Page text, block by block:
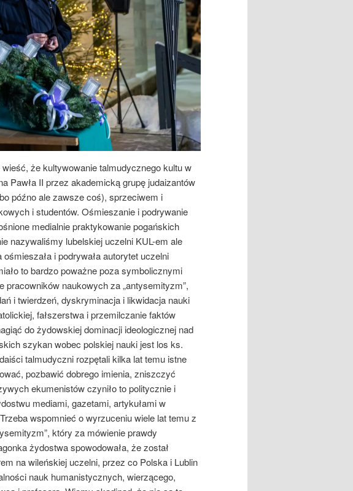
że kultywowanie talmudycznego kultu w
Pawła II przez akademicką grupę judaizantów
późno ale zawsze coś), sprzeciwem i
i studentów. Ośmieszanie i podrywanie
medialnie praktykowanie pogańskich
nazywaliśmy lubelskiej uczelni KUL-em ale
i podrywała autorytet uczelni
to bardzo poważne poza symbolicznymi
pracowników naukowych za „antysemityzm”,
i twierdzeń, dyskryminacja i likwidacja nauki
fałszerstwa i przemilczanie faktów
do żydowskiej dominacji ideologicznej nad
szykan wobec polskiej nauki jest los ks.
talmudyczni rozpętali kilka lat temu istne
pozbawić dobrego imienia, zniszczyć
ekumenistów czyniło to politycznie i
mediami, gazetami, artykułami w
wspomnieć o wyrzuceniu wiele lat temu z
który za mówienie prawdy
żydostwa spowodowała, że został
na wileńskiej uczelni, przez co Polska i Lublin
nauk humanistycznych, wierzącego,